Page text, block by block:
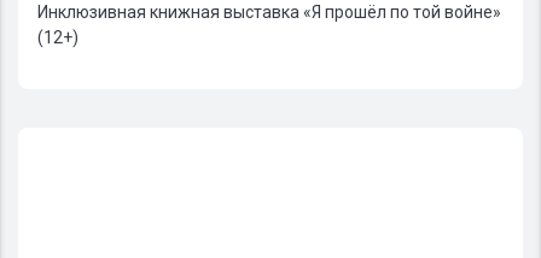
Инклюзивная книжная выставка «Я прошёл по той войне»
(12+)